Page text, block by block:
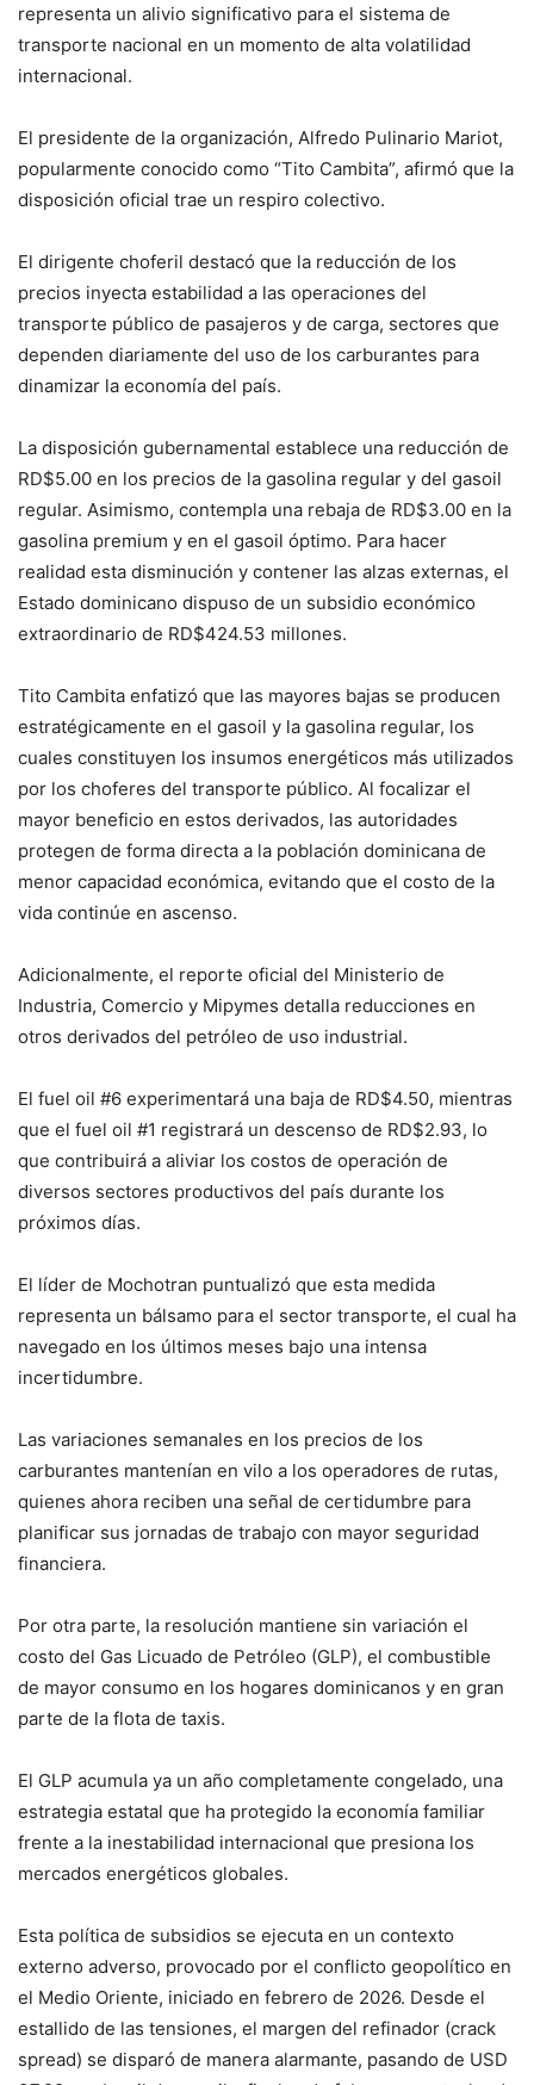
representa un alivio significativo para el sistema de
transporte nacional en un momento de alta volatilidad
internacional.
El presidente de la organización, Alfredo Pulinario Mariot,
popularmente conocido como “Tito Cambita”, afirmó que la
disposición oficial trae un respiro colectivo.
El dirigente choferil destacó que la reducción de los
precios inyecta estabilidad a las operaciones del
transporte público de pasajeros y de carga, sectores que
dependen diariamente del uso de los carburantes para
dinamizar la economía del país.
La disposición gubernamental establece una reducción de
RD$5.00 en los precios de la gasolina regular y del gasoil
regular. Asimismo, contempla una rebaja de RD$3.00 en la
gasolina premium y en el gasoil óptimo. Para hacer
realidad esta disminución y contener las alzas externas, el
Estado dominicano dispuso de un subsidio económico
extraordinario de RD$424.53 millones.
Tito Cambita enfatizó que las mayores bajas se producen
estratégicamente en el gasoil y la gasolina regular, los
cuales constituyen los insumos energéticos más utilizados
por los choferes del transporte público. Al focalizar el
mayor beneficio en estos derivados, las autoridades
protegen de forma directa a la población dominicana de
menor capacidad económica, evitando que el costo de la
vida continúe en ascenso.
Adicionalmente, el reporte oficial del Ministerio de
Industria, Comercio y Mipymes detalla reducciones en
otros derivados del petróleo de uso industrial.
El fuel oil #6 experimentará una baja de RD$4.50, mientras
que el fuel oil #1 registrará un descenso de RD$2.93, lo
que contribuirá a aliviar los costos de operación de
diversos sectores productivos del país durante los
próximos días.
El líder de Mochotran puntualizó que esta medida
representa un bálsamo para el sector transporte, el cual ha
navegado en los últimos meses bajo una intensa
incertidumbre.
Las variaciones semanales en los precios de los
carburantes mantenían en vilo a los operadores de rutas,
quienes ahora reciben una señal de certidumbre para
planificar sus jornadas de trabajo con mayor seguridad
financiera.
Por otra parte, la resolución mantiene sin variación el
costo del Gas Licuado de Petróleo (GLP), el combustible
de mayor consumo en los hogares dominicanos y en gran
parte de la flota de taxis.
El GLP acumula ya un año completamente congelado, una
estrategia estatal que ha protegido la economía familiar
frente a la inestabilidad internacional que presiona los
mercados energéticos globales.
Esta política de subsidios se ejecuta en un contexto
externo adverso, provocado por el conflicto geopolítico en
el Medio Oriente, iniciado en febrero de 2026. Desde el
estallido de las tensiones, el margen del refinador (crack
spread) se disparó de manera alarmante, pasando de USD